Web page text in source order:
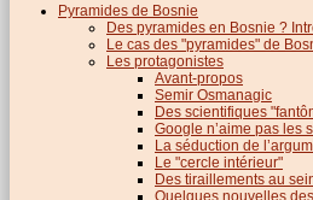
Pyramides de Bosnie
Des pyramides en Bosnie ?
Le cas des "pyramides" de
Les protagonistes
Avant-propos
Semir Osmanagic
Des scientifiques
Google n’aime pas les
La séduction de
Le "cercle intérieur"
Des tiraillements au
Quelques nouvelles